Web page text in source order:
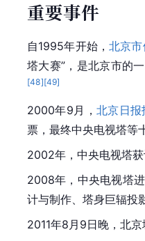
重要事件
自1995年开始， 北京
塔大赛”，是北京市的
[48][49]
2000年9月， 北京日
票 ，最终中央电视塔等
2002年，中央电视塔
2008年，中央电视塔
计与制作、塔身巨辐投
2011年8月9日晚， 北京